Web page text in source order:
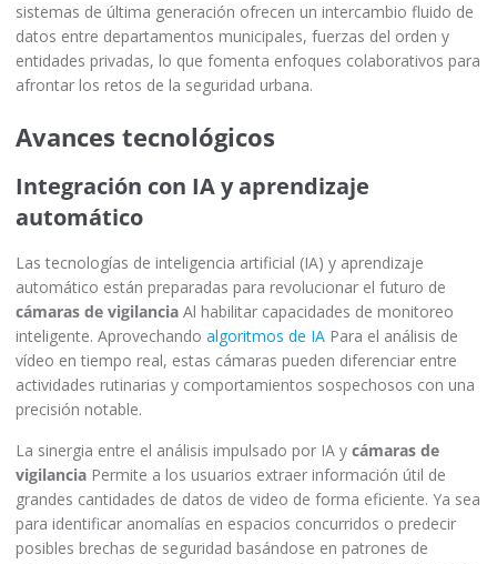
sistemas de última generación ofrecen un intercambio fluido de
datos entre departamentos municipales, fuerzas del orden y
entidades privadas, lo que fomenta enfoques colaborativos para
afrontar los retos de la seguridad urbana.
Avances tecnológicos
Integración con IA y aprendizaje
automático
Las tecnologías de inteligencia artificial (IA) y aprendizaje
automático están preparadas para revolucionar el futuro de
cámaras de vigilancia Al habilitar capacidades de monitoreo
inteligente. Aprovechando algoritmos de IA Para el análisis de
vídeo en tiempo real, estas cámaras pueden diferenciar entre
actividades rutinarias y comportamientos sospechosos con una
precisión notable.
La sinergia entre el análisis impulsado por IA y cámaras de
vigilancia Permite a los usuarios extraer información útil de
grandes cantidades de datos de video de forma eficiente. Ya sea
para identificar anomalías en espacios concurridos o predecir
posibles brechas de seguridad basándose en patrones de